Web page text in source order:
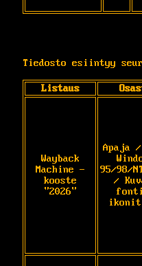
Tiedosto esiintyy
Listaus
Wayback
Machine -
kooste
"2026"
Apaja
95/98/
/
ikonit